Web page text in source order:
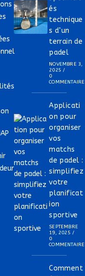
és
technique
s d’un
terrain de
padel
NOVEMBRE 3,
2025 /
0
COMMENTAIRE
Applicati
on pour
organiser
vos
matchs
de padel :
simplifiez
votre
planificat
ion
sportive
SEPTEMBRE
19, 2025 /
0
COMMENTAIRE
Comment